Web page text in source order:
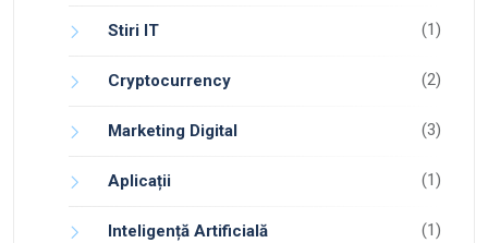
Stiri IT (1)
Cryptocurrency (2)
Marketing Digital (3)
Aplicații (1)
Inteligență Artificială (1)